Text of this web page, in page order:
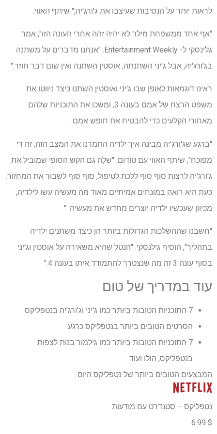
לראות יותר על הנסיבות שעיצבו את ג'ורג'יה," שיתף האווי.
"אף אחד ממשפחת מילר לא יהיה זהה אחרי העונה הזו", אמר
גלינסקי ל- Entertainment Weekly. "אנחנו מדברים על משתנה
בג'ורג'יה, אבל ג'יני השתנתה, אוסטין השתנה ואין שום דבר חוזר."
ראינו דוגמאות לאופן שבו ג'יני ואוסטין השתנו כיצד ניווטו את
משפט הרצח של אמם בעונה 3, ומשכו את התוכניות שלהם
מאחורי הקלעים כדי להבטיח את חופש אמם.
"ברגע שג'ורג'יה מבינה איך ילדיה התמרנו את המצב הזה, זה די
מפוכח", שיתף האווי עם טודום. "שֶׁלָה גם הקש הסופי שמוביל את
ג'ורג'יה לרצות סוף סוף ללכת לטיפול, סוף סוף לשבור את המחזור.
כעת היא רואה במונחים אמיתיים מאוד מה מעשיה עשו לילדיה,
מכיוון שעכשיו ילדיה יוצרים מחדש את מעשיה. "
"חשבנו שההשלכות הגדולות ביותר הן כיצד משתנים ילדיה
בתהליך", הוסיף גילנסקי. "הנטל שהיא משאירה על אוסטין וג'יני
בסוף עונה 3 זה מה שנצטרך להתמודד איתו בעונה 4."
עוד במדריך של טום
7 התוכניות הטובות ביותר כמו ג'יני וג'ורג'יה בנטפליקס
הסרטים הטובים ביותר בנטפליקס כרגע
7 התוכניות הטובות ביותר כמו גילמור בנות לצפות
בנטפליקס, הולו ועוד
המבצעים הטובים ביותר של נטפליקס היום
נטפליקס – סטנדרט עם מודעות
$ 6.99